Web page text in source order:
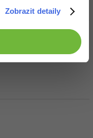
Zobrazit detaily